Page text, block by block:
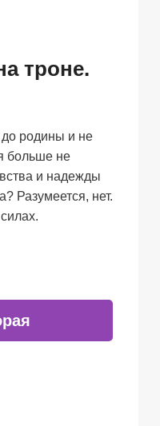
троне.
до родины и не
больше не
и надежды
Разумеется, нет.